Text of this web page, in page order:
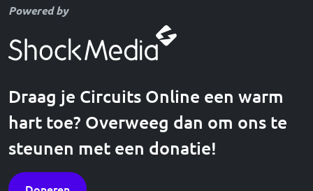
Powered by
Draag je Circuits Online een warm
hart toe? Overweeg dan om ons te
steunen met een donatie!